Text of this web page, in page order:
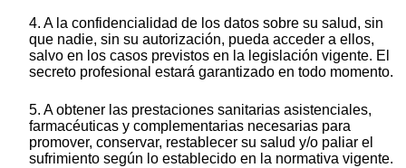
4. A la confidencialidad de los datos sobre su salud, sin
que nadie, sin su autorización, pueda acceder a ellos,
salvo en los casos previstos en la legislación vigente. El
secreto profesional estará garantizado en todo momento.
5. A obtener las prestaciones sanitarias asistenciales,
farmacéuticas y complementarias necesarias para
promover, conservar, restablecer su salud y/o paliar el
sufrimiento según lo establecido en la normativa vigente.